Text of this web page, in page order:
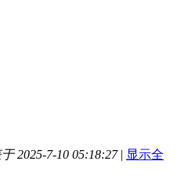
2025-7-10 05:18:27 | 显示全